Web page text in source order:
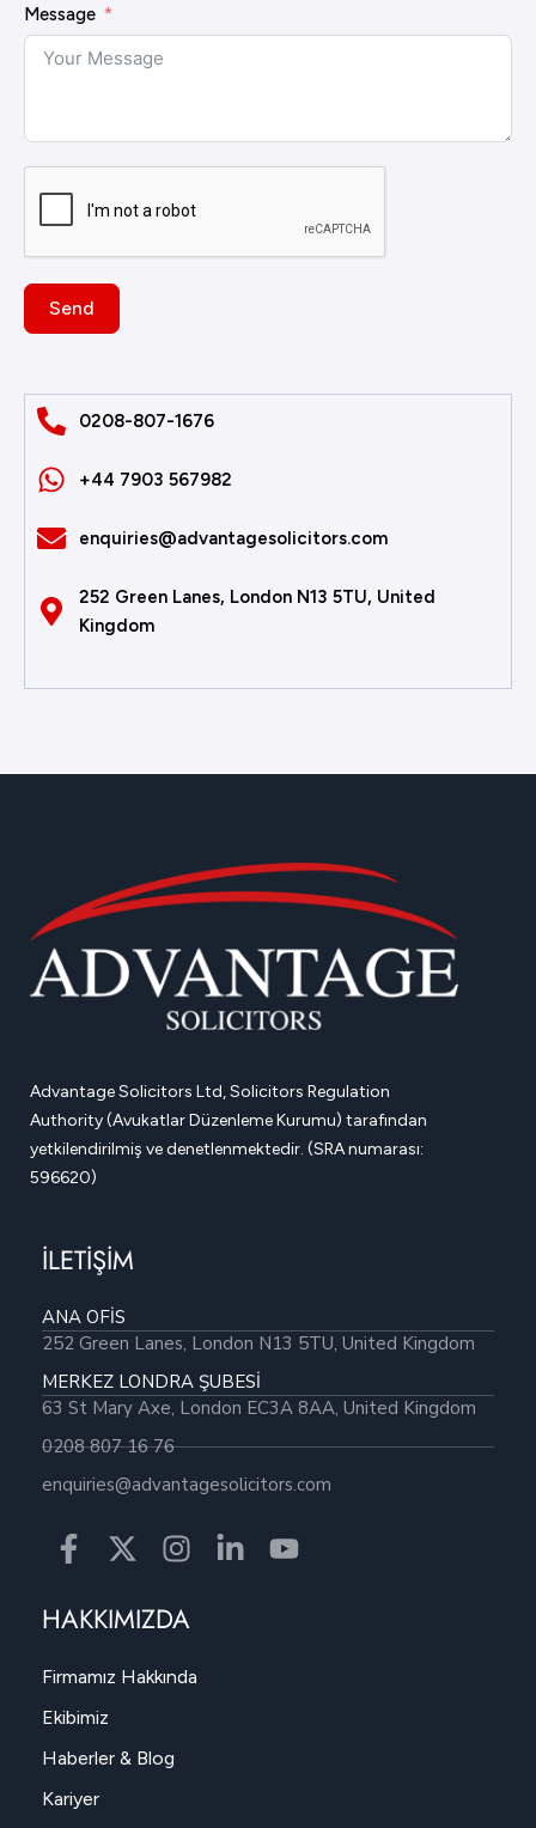
Message
Send
0208-807-1676
+44 7903 567982
enquiries@advantagesolicitors.com
252 Green Lanes, London N13 5TU, United
Kingdom
Advantage Solicitors Ltd, Solicitors Regulation
Authority (Avukatlar Düzenleme Kurumu) tarafından
yetkilendirilmiş ve denetlenmektedir. (SRA numarası:
596620)
İLETİŞİM
ANA OFİS
252 Green Lanes, London N13 5TU, United Kingdom
MERKEZ LONDRA ŞUBESİ
63 St Mary Axe, London EC3A 8AA, United Kingdom
0208 807 16 76
enquiries@advantagesolicitors.com
HAKKIMIZDA
Firmamız Hakkında
Ekibimiz
Haberler & Blog
Kariyer